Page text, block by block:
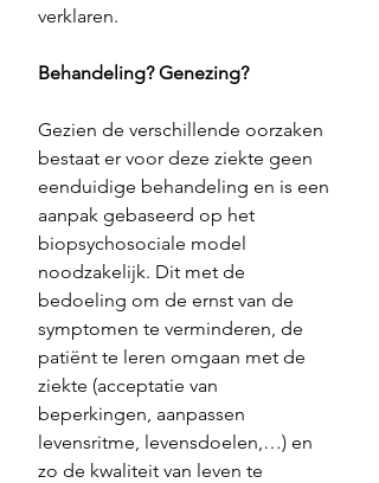
verklaren.
Behandeling? Genezing?
Gezien de verschillende oorzaken
bestaat er voor deze ziekte geen
eenduidige behandeling en is een
aanpak gebaseerd op het
biopsychosociale model
noodzakelijk. Dit met de
bedoeling om de ernst van de
symptomen te verminderen, de
patiënt te leren omgaan met de
ziekte (acceptatie van
beperkingen, aanpassen
levensritme, levensdoelen,…) en
zo de kwaliteit van leven te